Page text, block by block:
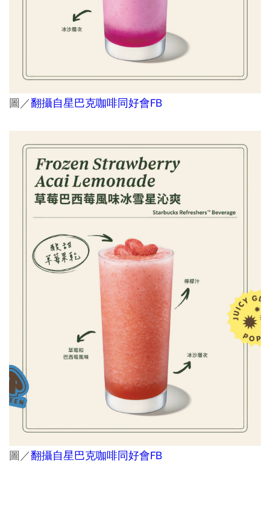
圖／翻攝自星巴克咖啡同好會FB
圖／翻攝自星巴克咖啡同好會FB